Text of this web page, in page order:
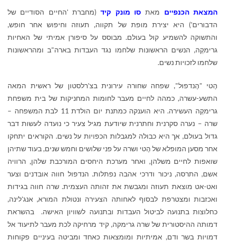
המצאת הכנפיים מאת סו מונק קיד(מחברת 'החיים הסודיים של
הדבורים') היא יצירת מופת של תקווה, תעוזה וחיפוש אחר חופש,
והתשוקה להשמיע קול בעולם. מבוסס על סיפורן אמיתי של האחיות
גרימקֶה, הנשים הראשונות שלחמו נגד העבדות בארה"ב ומהראשונות
שלחמו לזכויות נשים.
הֶטי "הֶנדפוּל", שפחה שחורה עירונית בצ'רלסטון של ראשית המאה
התשע-עשרה, כמהה לחיים מעבר לחומות המחניקות של בית משפחת
גרימקֶה העשירה. היא הוענקה כמתנת יום הולדת 11 לבת המשפחה –
שרה – נערה סקרנית וחתרנית שיודעת מגיל צעיר כי נועדה לעשות דבר
גדול בעולם, אך היא כבולה למגבלות הכפויות על נשים. הקוראים יתחקו
אחר מסען המופלא של הֶטי ושרה על פני שלושים וחמש שנים, בעוד שתיהן
שואפות לחיים משלהן, ואחר מערכת היחסים המורכבת שלהן, הרוויה
אשם, התרסה, ניכור ודרכי אהבה נפתלות. הנדפול חווה אובדנים וצער
ואט-אט מוצאת תעוזה ומגבשת את זהותה העצמית. שרה חווה בגידות
ואכזבות ומצטרפת לבסוף לאחותה הצעירה ונטולת המורא, אנג'לינה,
כחלוצות בתנועה לביטול העבדות ובתנועה לשוויון האישה. בהשראת
דמותה ההיסטורית של שרה גרימקה, קיד מרחיקה לכת מעבר לתיעוד אל
דמויות בשר ודם, אמיתיות ומומצאות כאחד ומביטה בעיניים פקוחות